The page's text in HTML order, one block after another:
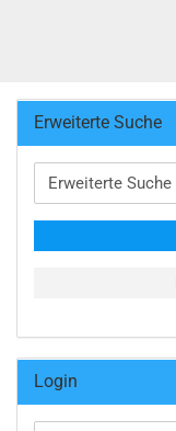
Erweiterte Suche
Erweiterte
Suche
Login